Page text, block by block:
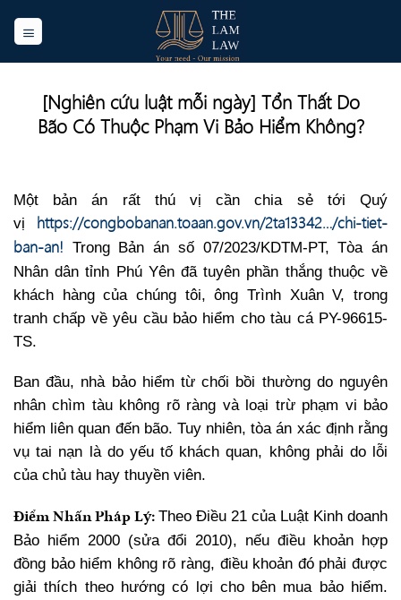
[Nghiên cứu luật mỗi ngày] Tổn Thất Do
Bão Có Thuộc Phạm Vi Bảo Hiểm Không?
Một bản án rất thú vị cần chia sẻ tới Quý
vị https://congbobanan.toaan.gov.vn/2ta13342…/chi-tiet-
ban-an! Trong Bản án số 07/2023/KDTM-PT, Tòa án
Nhân dân tỉnh Phú Yên đã tuyên phần thắng thuộc về
khách hàng của chúng tôi, ông Trình Xuân V, trong
tranh chấp về yêu cầu bảo hiểm cho tàu cá PY-96615-
TS.
Ban đầu, nhà bảo hiểm từ chối bồi thường do nguyên
nhân chìm tàu không rõ ràng và loại trừ phạm vi bảo
hiểm liên quan đến bão. Tuy nhiên, tòa án xác định rằng
vụ tai nạn là do yếu tố khách quan, không phải do lỗi
của chủ tàu hay thuyền viên.
Điểm Nhấn Pháp Lý: Theo Điều 21 của Luật Kinh doanh
Bảo hiểm 2000 (sửa đổi 2010), nếu điều khoản hợp
đồng bảo hiểm không rõ ràng, điều khoản đó phải được
giải thích theo hướng có lợi cho bên mua bảo hiểm.